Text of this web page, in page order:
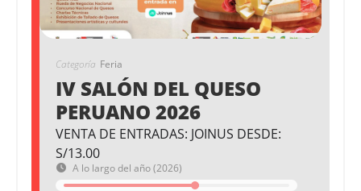
Categoría Feria
IV SALÓN DEL QUESO
PERUANO 2026
VENTA DE ENTRADAS: JOINUS DESDE:
S/13.00
A lo largo del año (2026)